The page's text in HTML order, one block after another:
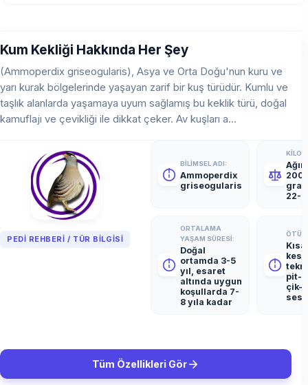
Kum Kekliği Hakkında Her Şey
(Ammoperdix griseogularis), Asya ve Orta Doğu'nun kuru ve
yarı kurak bölgelerinde yaşayan zarif bir kuş türüdür. Kumlu ve
taşlık alanlarda yaşamaya uyum sağlamış bu keklik türü, doğal
kamuflajı ve çevikliği ile dikkat çeker. Av kuşları a...
PEDI REHBERI / TÜR BILGISI
BILIMSEL ADI:
Ammoperdix
griseogularis
KILO
22-
ORTALAMA
YAŞAM SÜRESI:
Doğal
ortamda 3-5
yıl, esaret
altında uygun
koşullarda 7-
8 yıla kadar
ÖTÜM
pit-
çik-
Tüm Özellikleri Gör